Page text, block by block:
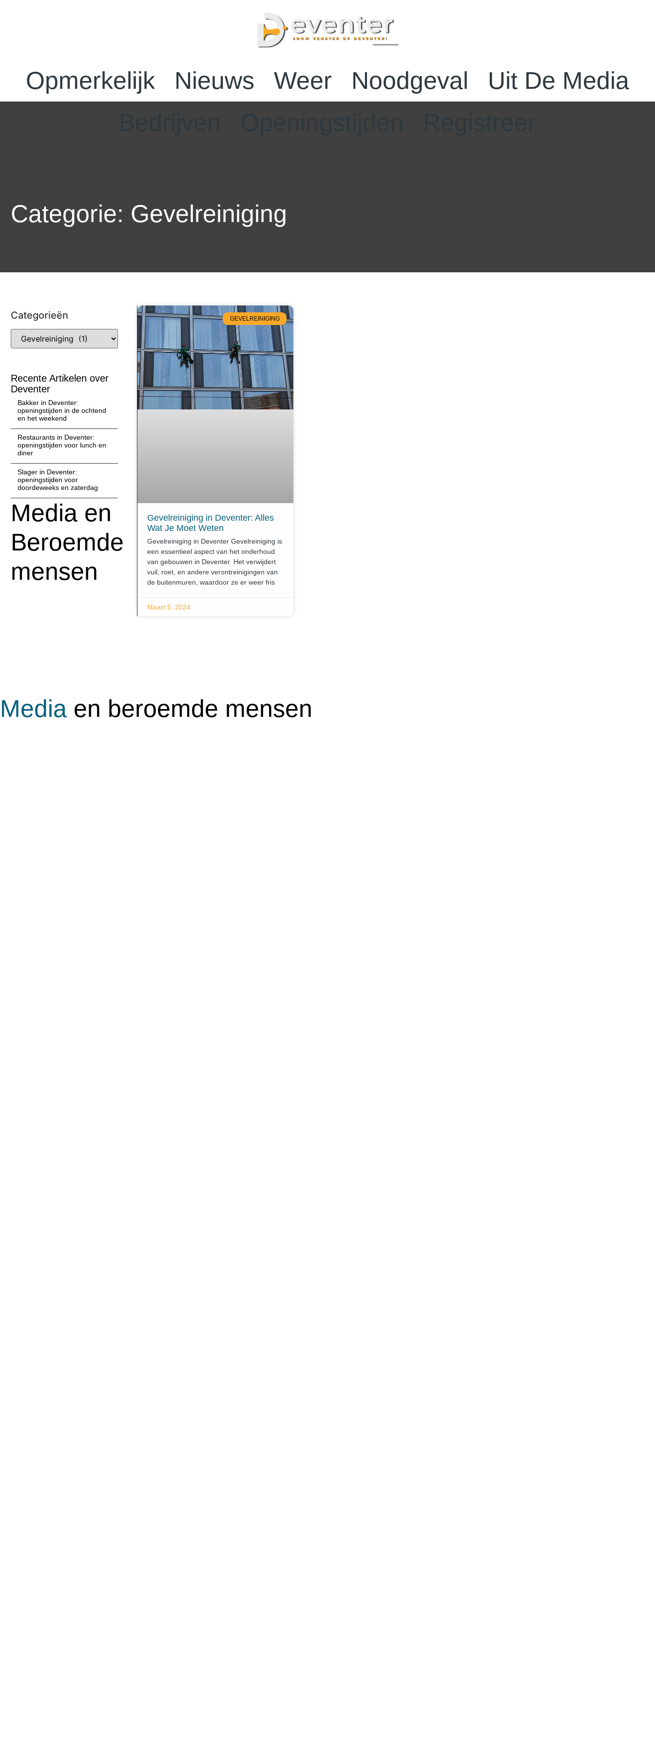
Opmerkelijk Nieuws Weer Noodgeval
Uit De Media
Categorie: Gevelreiniging
Categorieën
Recente Artikelen over
Deventer
Bakker in Deventer:
openingstijden in de ochtend
en het weekend
Restaurants in Deventer:
openingstijden voor lunch en
diner
Slager in Deventer:
openingstijden voor
doordeweeks en zaterdag
Media en
Beroemde
mensen
GEVELREINIGING
Gevelreiniging in Deventer: Alles
Wat Je Moet Weten
Gevelreiniging in Deventer Gevelreiniging is
een essentieel aspect van het onderhoud
van gebouwen in Deventer. Het verwijdert
vuil, roet, en andere verontreinigingen van
de buitenmuren, waardoor ze er weer fris
Maart 5, 2024
Media en beroemde mensen